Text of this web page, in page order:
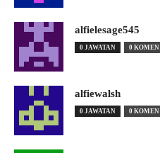
alfielesage545
0 JAWATAN 0 KOMEN
alfiewalsh
0 JAWATAN 0 KOMEN